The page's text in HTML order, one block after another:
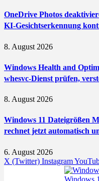
OneDrive Photos
KI-Gesichtserkennung
8. August 2026
Windows Health and
whesvc-Dienst prüfen,
8. August 2026
Windows 11 Dateigrößen
rechnet jetzt automatisch
6. August 2026
X (Twitter) Instagram